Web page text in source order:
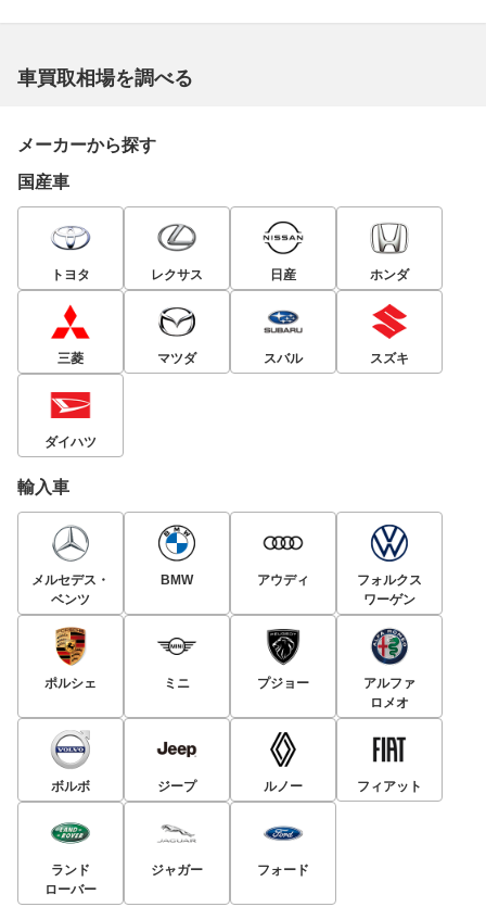
車買取相場を調べる
メーカーから探す
国産車
トヨタ レクサス 日産 ホンダ
三菱 マツダ スバル スズキ
ダイハツ
輸入車
メルセデス・
ベンツ
BMW アウディ
フォルクス
ワーゲン
ポルシェ ミニ プジョー
アルファ
ロメオ
ボルボ ジープ ルノー フィアット
ランド
ローバー
ジャガー フォード